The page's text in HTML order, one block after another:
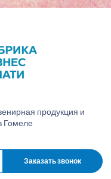
продукция и
Гомеле
Заказать звонок